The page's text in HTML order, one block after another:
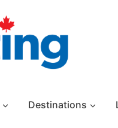
Destinations